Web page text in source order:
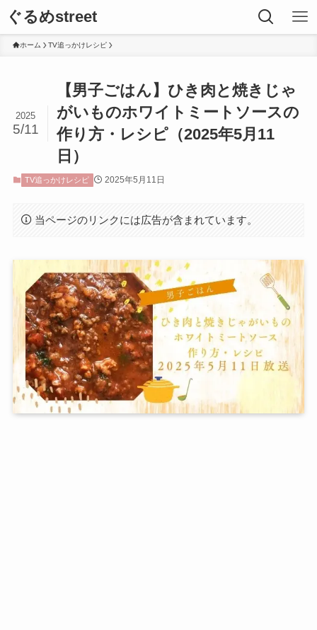
ぐるめstreet
ホーム TV追っかけレシピ
【男子ごはん】ひき肉と焼きじゃ
がいものホワイトミートソースの
作り方・レシピ（2025年5月11
日）
2025
5/11
TV追っかけレシピ 2025年5月11日
当ページのリンクには広告が含まれています。